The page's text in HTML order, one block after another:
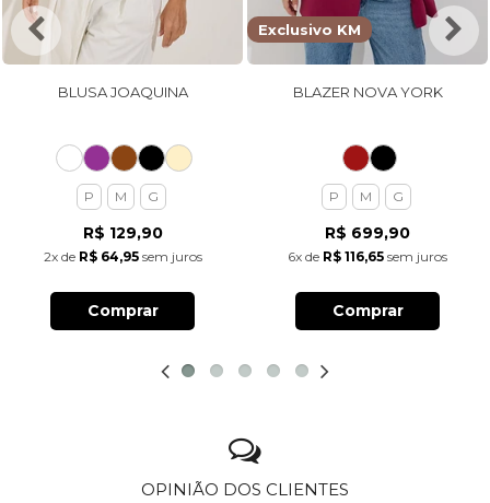
BLUSA JOAQUINA
P M G
R$ 129,90
2xde R$ 64,95sem juros
Comprar
Exclusivo KM
BLAZER NOVA YORK
P M G
R$ 699,90
6x de R$ 116,65 sem juros
Comprar
OPINIÃO DOS CLIENTES